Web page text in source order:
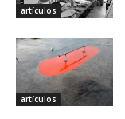
artículos
artículos